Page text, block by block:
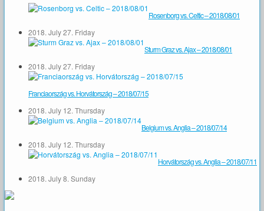
Rosenborg vs. Celtic – 2018/08/01
2018. July 27. Friday
Sturm Graz vs. Ajax – 2018/08/01
2018. July 27. Friday
Franciaország vs. Horvátország – 2018/07/15
2018. July 12. Thursday
Belgium vs. Anglia – 2018/07/14
2018. July 12. Thursday
Horvátország vs. Anglia – 2018/07/11
2018. July 8. Sunday